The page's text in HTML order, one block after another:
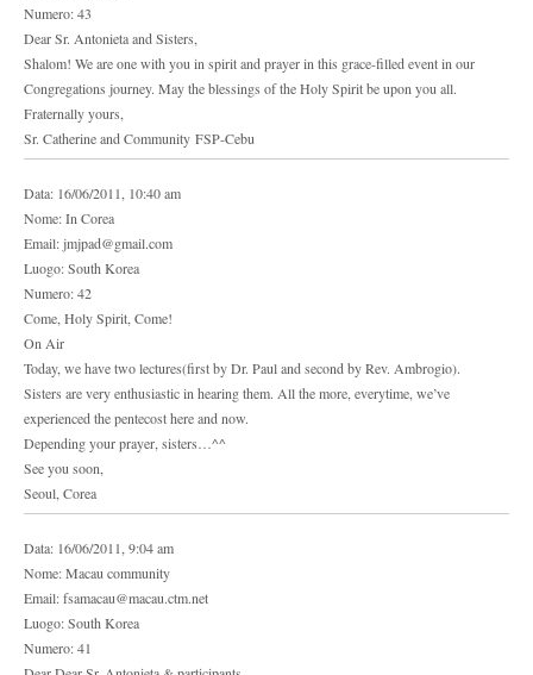
Numero: 43
Dear Sr. Antonieta and Sisters,
Shalom! We are one with you in spirit and prayer in this grace-filled event in our
Congregations journey. May the blessings of the Holy Spirit be upon you all.
Fraternally yours,
Sr. Catherine and Community FSP-Cebu
Data: 16/06/2011, 10:40 am
Nome: In Corea
Email: jmjpad@gmail.com
Luogo: South Korea
Numero: 42
Come, Holy Spirit, Come!
On Air
Today, we have two lectures(first by Dr. Paul and second by Rev. Ambrogio).
Sisters are very enthusiastic in hearing them. All the more, everytime, we’ve
experienced the pentecost here and now.
Depending your prayer, sisters…^^
See you soon,
Seoul, Corea
Data: 16/06/2011, 9:04 am
Nome: Macau community
Email: fsamacau@macau.ctm.net
Luogo: South Korea
Numero: 41